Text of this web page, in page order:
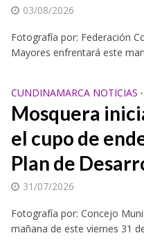
NATUR 2026 pondrá en el
03/08/2026
Fotografía por: Federación
Mayores enfrentará este
CUNDINAMARCA NOTICIAS •
Mosquera
el cupo de
Plan de
31/07/2026
Fotografía por: Concejo
mañana de este viernes 31